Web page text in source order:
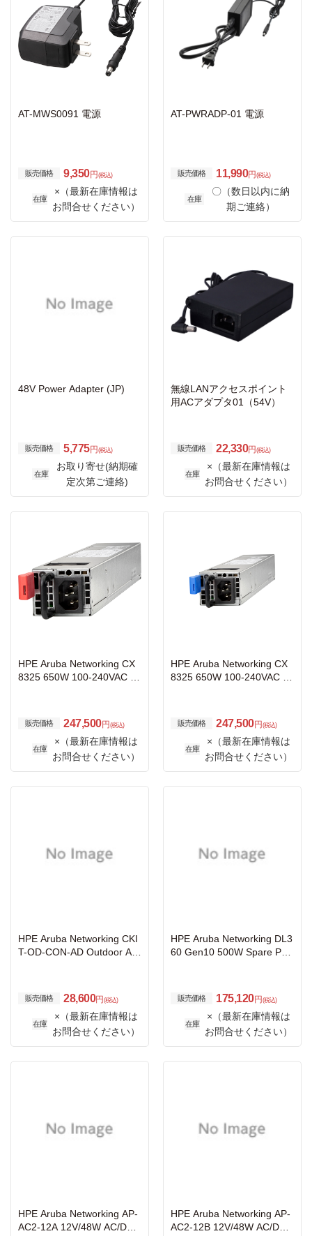
AT-MWS0091 電源
販売価格 9,350円 (税込)
在庫
×（最新在庫情報は
お問合せください）
AT-PWRADP-01 電源
販売価格 11,990円 (税込)
在庫
〇（数日以内に納
期ご連絡）
48V Power Adapter (JP)
販売価格 5,775円 (税込)
在庫
お取り寄せ(納期確
定次第ご連絡)
無線LANアクセスポイント
用ACアダプタ01（54V）
販売価格 22,330円 (税込)
在庫
×（最新在庫情報は
お問合せください）
HPE Aruba Networking CX
8325 650W 100-240VAC Fr
販売価格 247,500円 (税込)
在庫
×（最新在庫情報は
お問合せください）
HPE Aruba Networking CX
8325 650W 100-240VAC B
販売価格 247,500円 (税込)
在庫
×（最新在庫情報は
お問合せください）
HPE Aruba Networking CKI
T-OD-CON-AD Outdoor AP
販売価格 28,600円 (税込)
在庫
×（最新在庫情報は
お問合せください）
HPE Aruba Networking DL3
60 Gen10 500W Spare Pow
販売価格 175,120円 (税込)
在庫
×（最新在庫情報は
お問合せください）
HPE Aruba Networking AP-
AC2-12A 12V/48W AC/DC
HPE Aruba Networking AP-
AC2-12B 12V/48W AC/DC